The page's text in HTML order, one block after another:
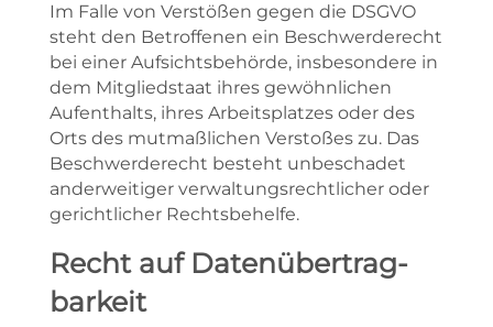
Im Falle von Verstößen gegen die DSGVO
steht den Betroffenen ein Beschwerderecht
bei einer Aufsichtsbehörde, insbesondere in
dem Mitgliedstaat ihres gewöhnlichen
Aufenthalts, ihres Arbeitsplatzes oder des
Orts des mutmaßlichen Verstoßes zu. Das
Beschwerderecht besteht unbeschadet
anderweitiger verwaltungsrechtlicher oder
gerichtlicher Rechtsbehelfe.
Recht auf Daten­übertrag­
barkeit